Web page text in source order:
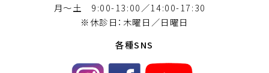
月〜土 9:00-13:00／14:00-17:30
※休診日：木曜日／日曜日
各種SNS